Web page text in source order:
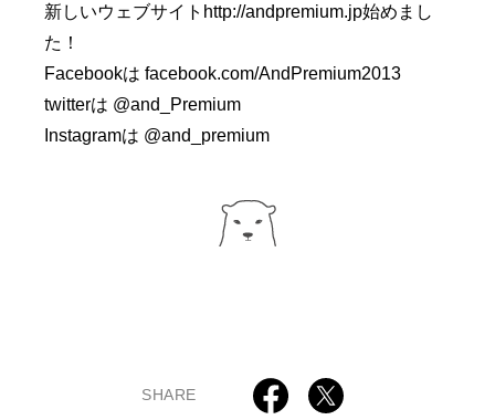
新しいウェブサイト http://andpremium.jp始めまし
た！
Facebookはfacebook.com/AndPremium2013
twitterは @and_Premium
Instagramは @and_premium
SHARE